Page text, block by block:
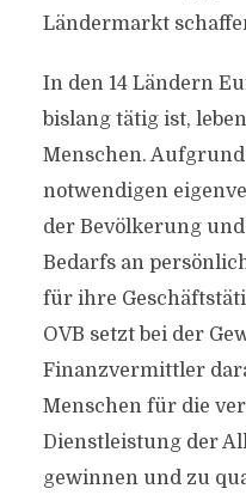
Ländermarkt
In den 14 Ländern
bislang tätig ist,
Menschen.
notwendigen
der Bevölkerung
Bedarfs an
für ihre
OVB setzt bei der
Finanzvermittler
Menschen für die
Dienstleistung der
gewinnen und zu